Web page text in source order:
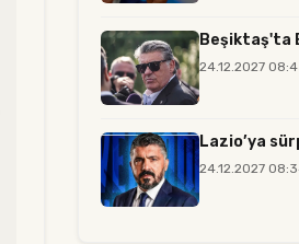
Beşiktaş'ta
24.12.2027
Lazio’ya
24.12.2027